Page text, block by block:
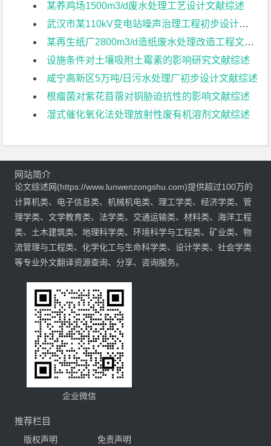
某养鸡场1500m3/d废水处理工艺设计文献综述
武汉市某110kV变电站噪声治理工程初步设计文献综述
某再生纸厂2800m3/d造纸废水处理改造工程文献综述
设施条件对土壤吸附土霉素的影响研究文献综述
咸宁高新区5万吨/日污水处理厂初步设计文献综述
根瘤菌对紫花苜蓿对铜胁迫抗性的影响文献综述
湿式催化氧化法处理放射性废有机溶剂文献综述
网站简介
论文综述网(https://www.lunwenzongshu.com)提供超过100万的
计算机类、电子信息类、机械机电类、理工学类、经济学类、管
理学类、文学教育类、法学类、交通运输类、材料类、海洋工程
类、土木建筑类、地理科学类、环境科学与工程类、矿业类、物
流管理与工程类、化学化工与生命科学类、设计学类、社会学类
等专业外文翻译资源查询、分享、咨询服务。
企业微信
推荐栏目
版权声明 免责声明